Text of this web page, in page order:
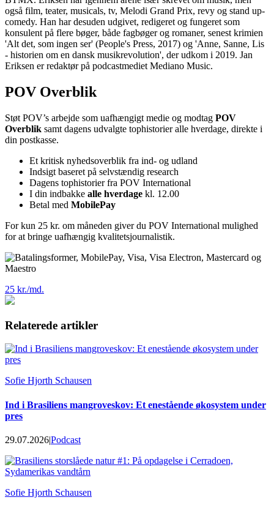
også film, teater, musicals, tv, Melodi Grand Prix, revy og stand up-
comedy. Han har desuden udgivet, redigeret og fungeret som
konsulent på flere bøger, både fagbøger og romaner, senest krimien
'Alt det, som ingen ser' (People's Press, 2017) og 'Anne, Sanne, Lis
- historien om en dansk musikrevolution', der udkom i 2019. Jan
Eriksen er redaktør på podcastmediet Mediano Music.
POV Overblik
Støt POV’s arbejde som uafhængigt medie og modtag POV
Overblik samt dagens udvalgte tophistorier alle hverdage, direkte i
din postkasse.
Et kritisk nyhedsoverblik fra ind- og udland
Indsigt baseret på selvstændig research
Dagens tophistorier fra POV International
I din indbakke alle hverdage kl. 12.00
Betal med MobilePay
For kun 25 kr. om måneden giver du POV International mulighed
for at bringe uafhængig kvalitetsjournalistik.
25 kr./md.
Relaterede artikler
Sofie Hjorth Schausen
Ind i Brasiliens mangroveskov: Et enestående økosystem under
pres
29.07.2026|Podcast
Sofie Hjorth Schausen